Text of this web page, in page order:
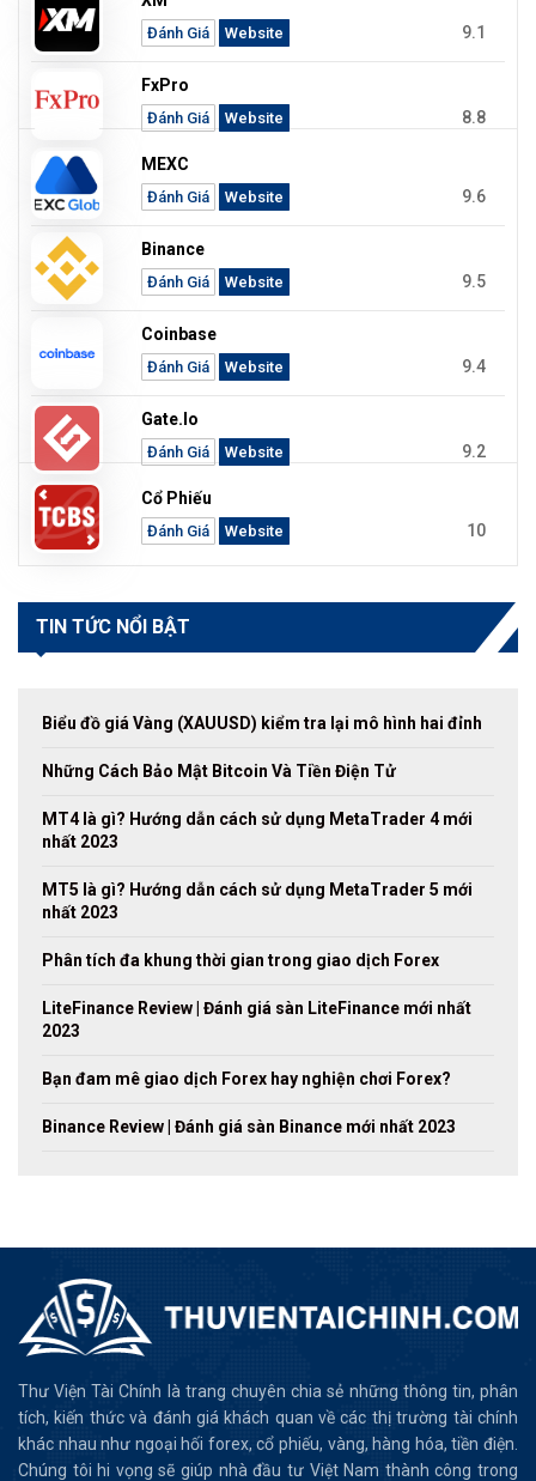
Đánh Giá Website 9.1
FxPro
Đánh Giá Website 8.8
MEXC
Đánh Giá Website 9.6
Binance
Đánh Giá Website 9.5
Coinbase
Đánh Giá Website 9.4
Gate.io
Đánh Giá Website 9.2
Cổ Phiếu
Đánh Giá Website 10
TIN TỨC NỔI BẬT
Biểu đồ giá Vàng (XAUUSD) kiểm tra lại mô hình hai đỉnh
Những Cách Bảo Mật Bitcoin Và Tiền Điện Tử
MT4 là gì? Hướng dẫn cách sử dụng MetaTrader 4 mới
nhất 2023
MT5 là gì? Hướng dẫn cách sử dụng MetaTrader 5 mới
nhất 2023
Phân tích đa khung thời gian trong giao dịch Forex
LiteFinance Review | Đánh giá sàn LiteFinance mới nhất
2023
Bạn đam mê giao dịch Forex hay nghiện chơi Forex?
Binance Review | Đánh giá sàn Binance mới nhất 2023
Thư Viện Tài Chính là trang chuyên chia sẻ những thông tin, phân
tích, kiến thức và đánh giá khách quan về các thị trường tài chính
khác nhau như ngoại hối forex, cổ phiếu, vàng, hàng hóa, tiền điện.
Chúng tôi hi vọng sẽ giúp nhà đầu tư Việt Nam thành công trong